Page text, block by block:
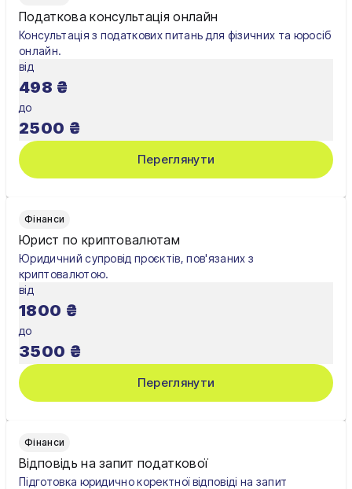
Полтава
Рівне
Суми
Тернопіль
Харків
Херсон
Хмельницький
Черкаси
Чернівці
Житомир
Київ
Податкова консультація онлайн
Консультація з податкових питань для фізичних та юросіб
онлайн.
від
498 ₴
до
2500 ₴
Переглянути
Фінанси
Юрист по криптовалютам
Юридичний супровід проєктів, пов'язаних з
криптовалютою.
від
1800 ₴
до
3500 ₴
Переглянути
Фінанси
Відповідь на запит податкової
Підготовка юридично коректної відповіді на запит